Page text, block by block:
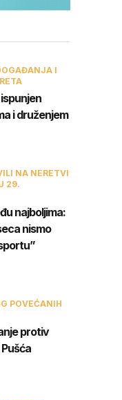
I
i druženjem
NA NERETVI
29.
najboljima:
nismo
POVEĆANIH
protiv